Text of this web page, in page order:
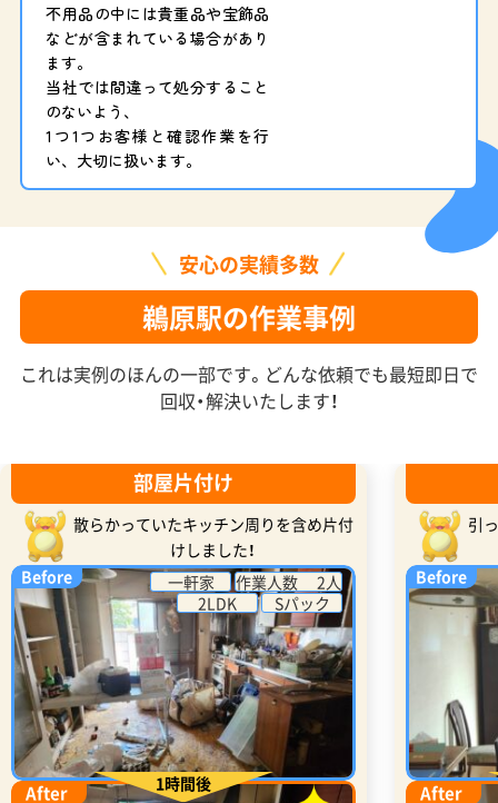
不用品の中には貴重品や宝飾品
などが含まれている場合があり
ます。
当社では間違って処分すること
のないよう、
1つ1つお客様と確認作業を行
い、大切に扱います。
安心の実績多数
鵜原駅の作業事例
これは実例のほんの一部です。どんな依頼でも最短即日で
回収・解決いたします！
部屋片付け
散らかっていたキッチン周りを含め片付
けしました！
Before
一軒家
作業人数 2人
2LDK
Sパック
After 1時間後
引
Before
After